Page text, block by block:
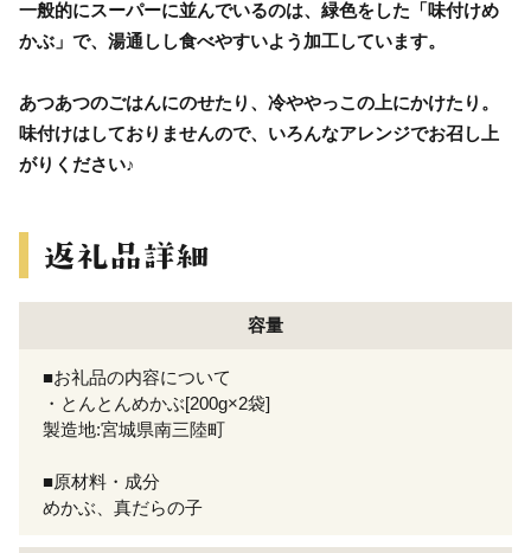
一般的にスーパーに並んでいるのは、緑色をした「味付けめ
かぶ」で、湯通しし食べやすいよう加工しています。
あつあつのごはんにのせたり、冷ややっこの上にかけたり。
味付けはしておりませんので、いろんなアレンジでお召し上
がりください♪
容量
■お礼品の内容について
・とんとんめかぶ[200g×2袋]
製造地:宮城県南三陸町
■原材料・成分
めかぶ、真だらの子